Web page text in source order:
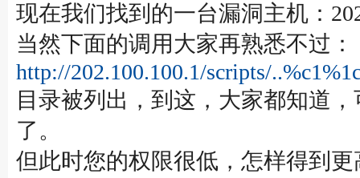
现在我们找到的一台漏洞主机：
当然下面的调用大家再熟悉不过：
http://202.100.100.1/scripts/
目录被列出，到这，大家都知道
了。
但此时您的权限很低，怎样得到